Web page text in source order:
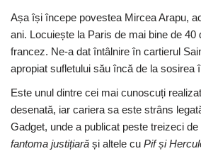
Așa își începe povestea Mircea Arapu,
ani. Locuiește la Paris de mai bine de 40
francez. Ne-a dat întâlnire în cartierul
apropiat sufletului său încă de la sosirea
Este unul dintre cei mai cunoscuți
desenată, iar cariera sa este strâns
Gadget, unde a publicat peste treizeci
fantoma justițiară și altele cu Pif și